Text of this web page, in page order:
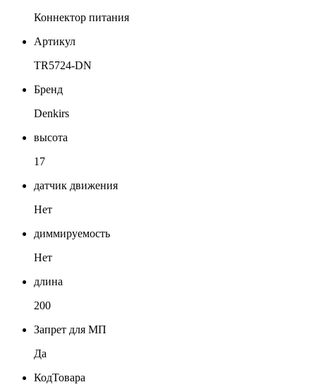
Коннектор питания
Артикул
TR5724-DN
Бренд
Denkirs
высота
17
датчик движения
Нет
диммируемость
Нет
длина
200
Запрет для МП
Да
КодТовара